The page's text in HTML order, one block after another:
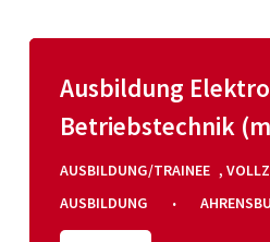
Ausbildung
Betriebstechnik
AUSBILDUNG/TRAINEE ,
AUSBILDUNG ·